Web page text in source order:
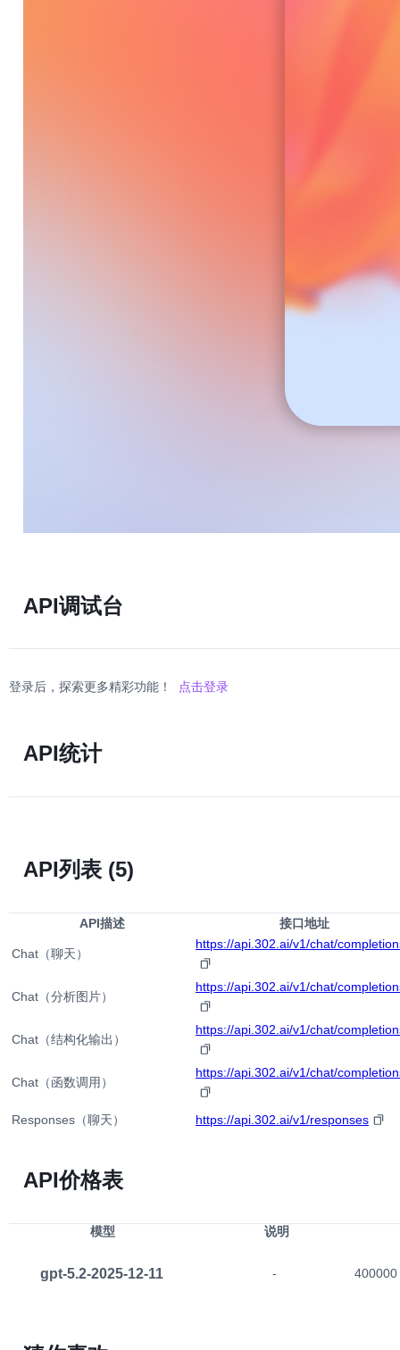
API调试台
登录后，探索更多精彩功能！ 点击登录
API统计
API列表 (5)
API描述 接口地址
Chat（聊天）
https://api.302.ai/v1/chat/
Chat（分析图片）
https://api.302.ai/v1/chat/
Chat（结构化输出）
https://api.302.ai/v1/chat/
Chat（函数调用）
https://api.302.ai/v1/chat/
Responses（聊天） https://api.302.ai/v1/responses
API价格表
模型 说明
gpt-5.2-2025-12-11 - 400000